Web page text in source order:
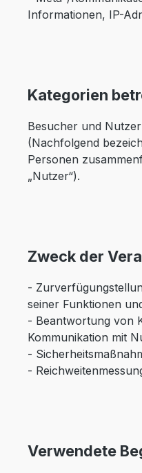
Informationen, IP-
Kategorien
Besucher und
(Nachfolgend
Personen
„Nutzer“).
Zweck der
-
seiner Funktionen
- Beantwortung von
Kommunikation mit
-
-
Verwendete